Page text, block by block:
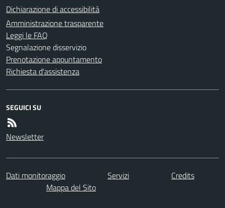
Dichiarazione di accessibilità
Amministrazione trasparente
Leggi le FAQ
Segnalazione disservizio
Prenotazione appuntamento
Richiesta d'assistenza
SEGUICI SU
Newsletter
Dati monitoraggio Servizi
Credits
Mappa del Sito